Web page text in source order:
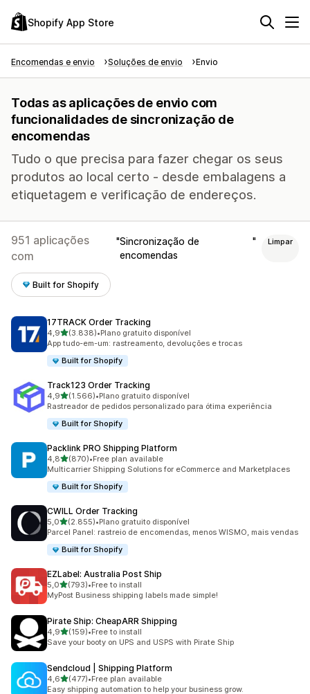
Shopify App Store
Encomendas e envio Soluções de envio Envio
Todas as aplicações de envio com
funcionalidades de sincronização de
encomendas
Tudo o que precisa para fazer chegar os seus
produtos ao local certo - desde embalagens a
etiquetagem e verificação de endereços.
951 aplicações
com
Sincronização de
encomendas
Limpar
Built for Shopify
17TRACK Order Tracking
4,9de 5 estrelas
(3.838)
3838 total de avaliações
•Plano gratuito disponível
App tudo-em-um: rastreamento, devoluções e trocas
Built for Shopify
Track123 Order Tracking
4,9de 5 estrelas
(1.566)
1566 total de avaliações
•Plano gratuito disponível
Rastreador de pedidos personalizado para ótima experiência
Built for Shopify
Packlink PRO Shipping Platform
4,8de 5 estrelas
(870)
870 total de avaliações
•Free plan available
Multicarrier Shipping Solutions for eCommerce and Marketplaces
Built for Shopify
CWILL Order Tracking
5,0de 5 estrelas
(2.855)
2855 total de avaliações
•Plano gratuito disponível
Parcel Panel: rastreio de encomendas, menos WISMO, mais vendas
Built for Shopify
EZLabel: Australia Post Ship
5,0de 5 estrelas
(793)
793 total de avaliações
•Free to install
MyPost Business shipping labels made simple!
Pirate Ship: CheapARR Shipping
4,9de 5 estrelas
(159)
159 total de avaliações
•Free to install
Save your booty on UPS and USPS with Pirate Ship
Sendcloud | Shipping Platform
4,6de 5 estrelas
(477)
477 total de avaliações
•Free plan available
Easy shipping automation to help your business grow.